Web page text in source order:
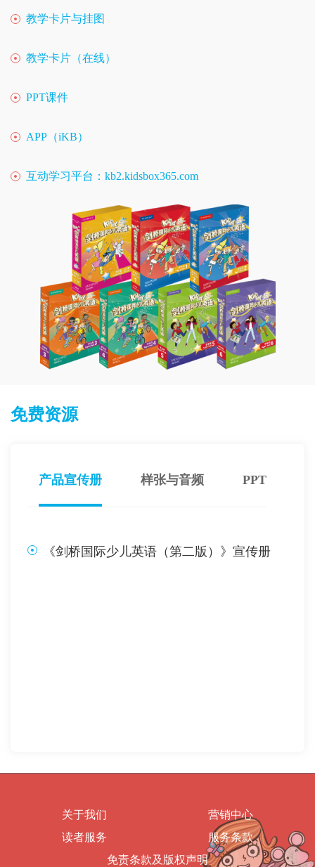
教学卡片与挂图
教学卡片（在线）
PPT课件
APP（iKB）
互动学习平台： kb2.kidsbox365.com
免费资源
产品宣传册 样张与音频 PPT课件
《剑桥国际少儿英语（第二版）》宣传册
关于我们
营销中心
读者服务
服务条款
免责条款及版权声明